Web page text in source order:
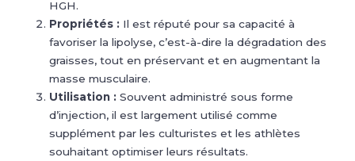
HGH.
Propriétés : Il est réputé pour sa capacité à
favoriser la lipolyse, c’est-à-dire la dégradation des
graisses, tout en préservant et en augmentant la
masse musculaire.
Utilisation : Souvent administré sous forme
d’injection, il est largement utilisé comme
supplément par les culturistes et les athlètes
souhaitant optimiser leurs résultats.